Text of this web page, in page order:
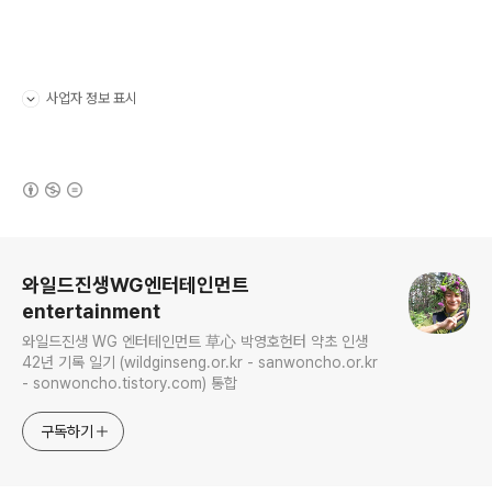
사업자 정보 표시
와일드진생WG엔터테인먼트
entertainment
와일드진생 WG 엔터테인먼트 草心 박영호헌터 약초 인생
42년 기록 일기 (wildginseng.or.kr - sanwoncho.or.kr
- sonwoncho.tistory.com) 통합
구독하기